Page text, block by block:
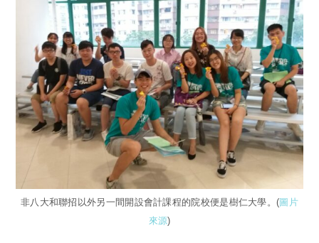
非八大和聯招以外另一間開設會計課程的院校便是樹仁大學。(圖片
來源)